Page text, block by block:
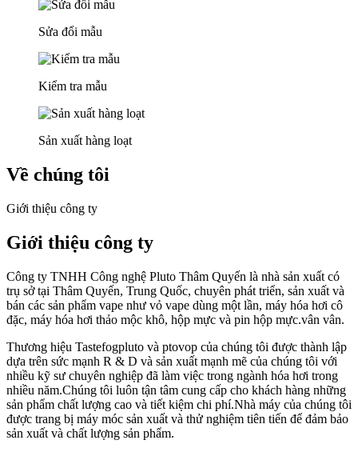
Sửa đổi mẫu
Kiểm tra mẫu
Sản xuất hàng loạt
Về chúng tôi
Giới thiệu công ty
Giới thiệu công ty
Công ty TNHH Công nghệ Pluto Thâm Quyến là nhà sản xuất có
trụ sở tại Thâm Quyến, Trung Quốc, chuyên phát triển, sản xuất và
bán các sản phẩm vape như vỏ vape dùng một lần, máy hóa hơi cô
đặc, máy hóa hơi thảo mộc khô, hộp mực và pin hộp mực.vân vân.
Thương hiệu Tastefogpluto và ptovop của chúng tôi được thành lập
dựa trên sức mạnh R & D và sản xuất mạnh mẽ của chúng tôi với
nhiều kỹ sư chuyên nghiệp đã làm việc trong ngành hóa hơi trong
nhiều năm.Chúng tôi luôn tận tâm cung cấp cho khách hàng những
sản phẩm chất lượng cao và tiết kiệm chi phí.Nhà máy của chúng tôi
được trang bị máy móc sản xuất và thử nghiệm tiên tiến để đảm bảo
sản xuất và chất lượng sản phẩm.